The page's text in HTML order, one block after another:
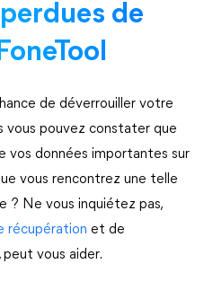
de
de déverrouiller votre
vous pouvez constater que
vos données importantes sur
vous rencontrez une telle
? Ne vous inquiétez pas,
récupération et de
peut vous aider.